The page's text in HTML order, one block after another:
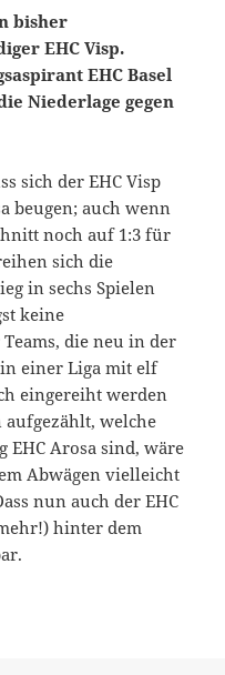
bisher
EHC Visp.
EHC Basel
Niederlage gegen
sich der EHC Visp
beugen; auch wenn
noch auf 1:3 für
sich die
in sechs Spielen
keine
die neu in der
einer Liga mit elf
eingereiht werden
aufgezählt, welche
EHC Arosa sind, wäre
Abwägen vielleicht
nun auch der EHC
hinter dem
EHC Basel liegt